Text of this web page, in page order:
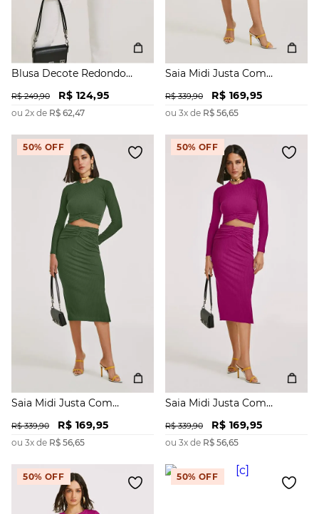
Blusa Decote Redondo
R$ 249,90 R$ 124,95
ou 2x de R$ 62,47
Saia Midi Justa Com
R$ 339,90 R$ 169,95
ou 3x de R$ 56,65
50% OFF
Saia Midi Justa Com
R$ 339,90 R$ 169,95
ou 3x de R$ 56,65
50% OFF
Saia Midi Justa Com
R$ 339,90 R$ 169,95
ou 3x de R$ 56,65
50% OFF 50% OFF